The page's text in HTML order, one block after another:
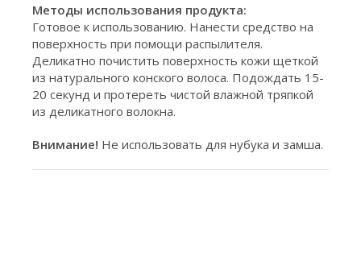
Методы использования продукта:
Готовое к использованию. Нанести средство на
поверхность при помощи распылителя.
Деликатно почистить поверхность кожи щеткой
из натурального конского волоса. Подождать 15-
20 секунд и протереть чистой влажной тряпкой
из деликатного волокна.
Внимание! Не использовать для нубука и замша.